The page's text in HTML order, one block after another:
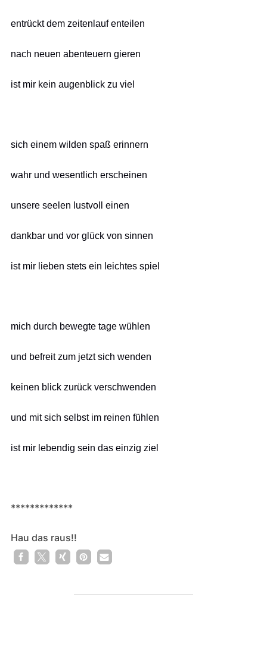
entrückt dem zeitenlauf enteilen
nach neuen abenteuern gieren
ist mir kein augenblick zu viel
sich einem wilden spaß erinnern
wahr und wesentlich erscheinen
unsere seelen lustvoll einen
dankbar und vor glück von sinnen
ist mir lieben stets ein leichtes spiel
mich durch bewegte tage wühlen
und befreit zum jetzt sich wenden
keinen blick zurück verschwenden
und mit sich selbst im reinen fühlen
ist mir lebendig sein das einzig ziel
*************
Hau das raus!!